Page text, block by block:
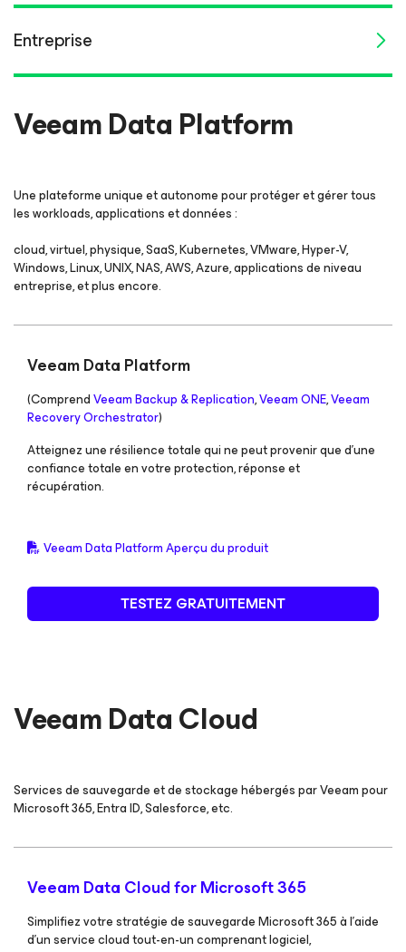
Entreprise
Veeam Data Platform
Une plateforme unique et autonome pour protéger et gérer tous
les workloads, applications et données :
cloud, virtuel, physique, SaaS, Kubernetes, VMware, Hyper-V,
Windows, Linux, UNIX, NAS, AWS, Azure, applications de niveau
entreprise, et plus encore.
Veeam Data Platform
(ComprendVeeam Backup & Replication,Veeam ONE,Veeam
Recovery Orchestrator)
Atteignez une résilience totale qui ne peut provenir que d'une
confiance totale en votre protection, réponse et
récupération.
Veeam Data Platform Aperçu du produit
TESTEZ GRATUITEMENT
Veeam Data Cloud
Services de sauvegarde et de stockage hébergés par Veeam pour
Microsoft 365, Entra ID, Salesforce, etc.
Veeam Data Cloudfor Microsoft 365
Simplifiez votre stratégie de sauvegarde Microsoft 365 à l’aide
d’un service cloud tout-en-un comprenant logiciel,